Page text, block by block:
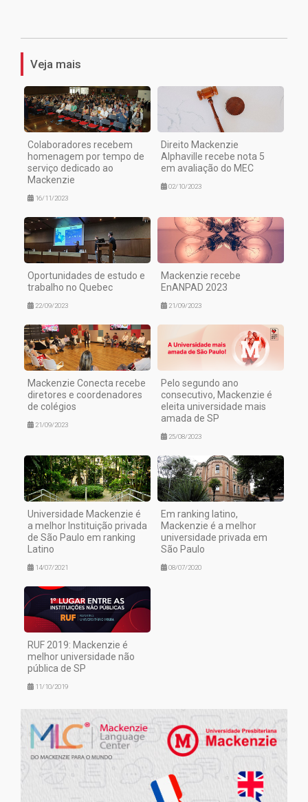
Veja mais
Colaboradores recebem
homenagem por tempo de
serviço dedicado ao
Mackenzie
16/11/2023
Direito Mackenzie
Alphaville recebe nota 5
em avaliação do MEC
02/10/2023
Oportunidades de estudo e
trabalho no Quebec
22/09/2023
Mackenzie recebe
EnANPAD 2023
21/09/2023
Mackenzie Conecta recebe
diretores e coordenadores
de colégios
21/09/2023
Pelo segundo ano
consecutivo, Mackenzie é
eleita universidade mais
amada de SP
25/08/2023
Universidade Mackenzie é
a melhor Instituição privada
de São Paulo em ranking
Latino
14/07/2021
Em ranking latino,
Mackenzie é a melhor
universidade privada em
São Paulo
08/07/2020
RUF 2019: Mackenzie é
melhor universidade não
pública de SP
11/10/2019